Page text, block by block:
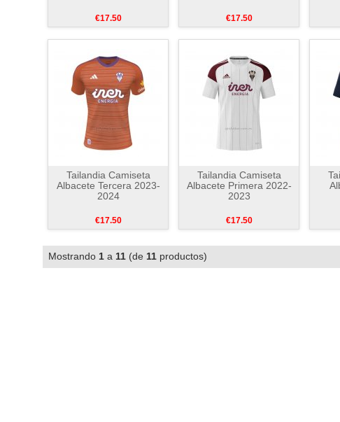
€17.50 €17.50
Tailandia Camiseta
Albacete Tercera 2023-
2024
€17.50
Tailandia Camiseta
Albacete Primera 2022-
2023
€17.50
Mostrando 1 a 11 (de 11 productos)